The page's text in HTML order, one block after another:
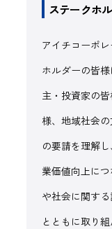
ステークホ
アイチコーポ
ホルダーの皆
主・投資家の
様、地域社会
の要請を理解
業価値向上に
や社会に関す
とともに取り